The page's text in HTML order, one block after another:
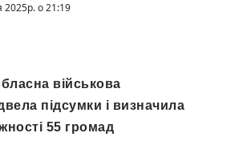
2025р. о 21:19
військова
підсумки і визначила
55 громад